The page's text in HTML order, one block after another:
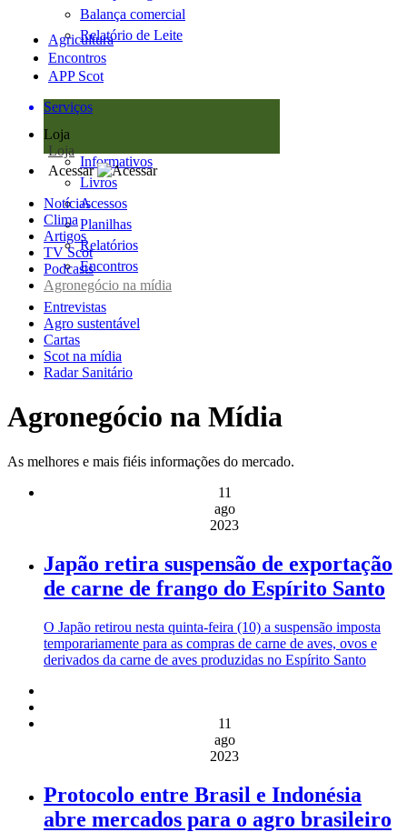
Balança comercial
Relatório de Leite
Agricultura
Encontros
APP Scot
Serviços
Loja
Loja
Informativos
Livros
Acessos
Planilhas
Relatórios
Encontros
Acessar
Notícias
Clima
Artigos
TV Scot
Podcasts
Agronegócio na mídia
Entrevistas
Agro sustentável
Cartas
Scot na mídia
Radar Sanitário
Agronegócio na Mídia
As melhores e mais fiéis informações do mercado.
11
ago
2023
Japão retira suspensão de exportação
de carne de frango do Espírito Santo
O Japão retirou nesta quinta-feira (10) a suspensão imposta
temporariamente para as compras de carne de aves, ovos e
derivados da carne de aves produzidas no Espírito Santo
11
ago
2023
Protocolo entre Brasil e Indonésia
abre mercados para o agro brasileiro